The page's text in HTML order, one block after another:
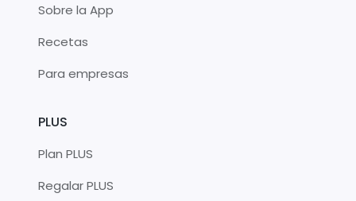
Sobre la App
Recetas
Para empresas
PLUS
Plan PLUS
Regalar PLUS